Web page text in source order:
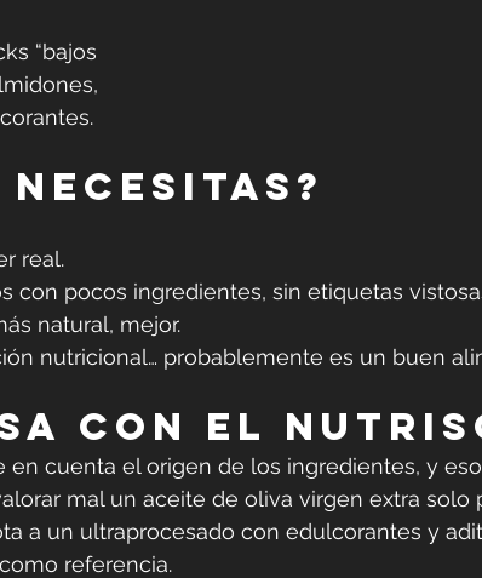
“bajos
necesitas?
real.
con pocos ingredientes, sin etiquetas
natural, mejor.
nutricional… probablemente es un buen
con el
en cuenta el origen de los ingredientes, y
mal un aceite de oliva virgen extra solo
a un ultraprocesado con edulcorantes y
referencia.